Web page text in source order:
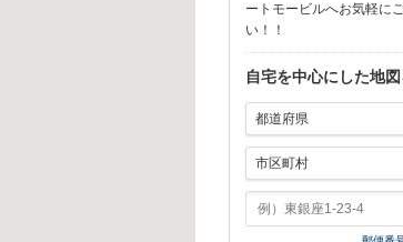
ートモービルへお気軽に
い！！
自宅を中心にした地